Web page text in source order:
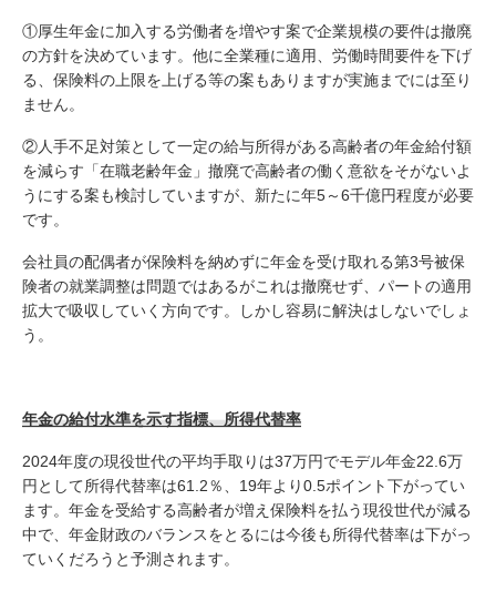
①厚生年金に加入する労働者を増やす案で企業規模の要件は撤廃
の方針を決めています。他に全業種に適用、労働時間要件を下げ
る、保険料の上限を上げる等の案もありますが実施までには至り
ません。
②人手不足対策として一定の給与所得がある高齢者の年金給付額
を減らす「在職老齢年金」撤廃で高齢者の働く意欲をそがないよ
うにする案も検討していますが、新たに年5～6千億円程度が必要
です。
会社員の配偶者が保険料を納めずに年金を受け取れる第3号被保
険者の就業調整は問題ではあるがこれは撤廃せず、パートの適用
拡大で吸収していく方向です。しかし容易に解決はしないでしょ
う。
年金の給付水準を示す指標、所得代替率
2024年度の現役世代の平均手取りは37万円でモデル年金22.6万
円として所得代替率は61.2％、19年より0.5ポイント下がってい
ます。年金を受給する高齢者が増え保険料を払う現役世代が減る
中で、年金財政のバランスをとるには今後も所得代替率は下がっ
ていくだろうと予測されます。